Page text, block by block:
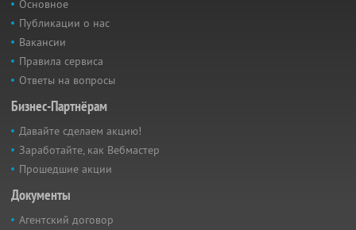
Основное
Публикации о нас
Вакансии
Правила сервиса
Ответы на вопросы
Бизнес-Партнёрам
Давайте сделаем акцию!
Заработайте, как Вебмастер
Прошедшие акции
Документы
Агентский договор